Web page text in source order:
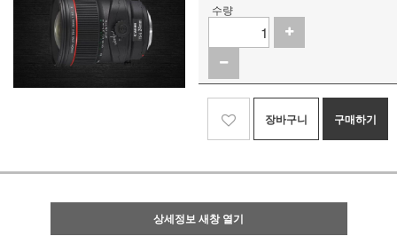
수량
장바구니 구매하기
상세정보 새창 열기